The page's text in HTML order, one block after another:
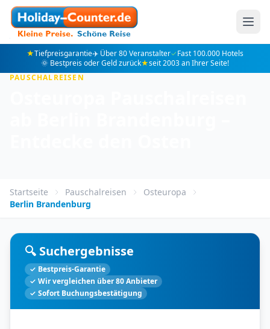
★Tiefpreisgarantie✈️ Über 80 Veranstalter✓Fast 100.000 Hotels
🌞 Bestpreis oder Geld zurück★seit 2003 an Ihrer Seite!
PAUSCHALREISEN
Startseite Pauschalreisen
Osteuropa
Berlin Brandenburg
🔍 Suchergebnisse
✓ Bestpreis-Garantie
✓ Wir vergleichen über 80 Anbieter
✓ Sofort Buchungsbestätigung